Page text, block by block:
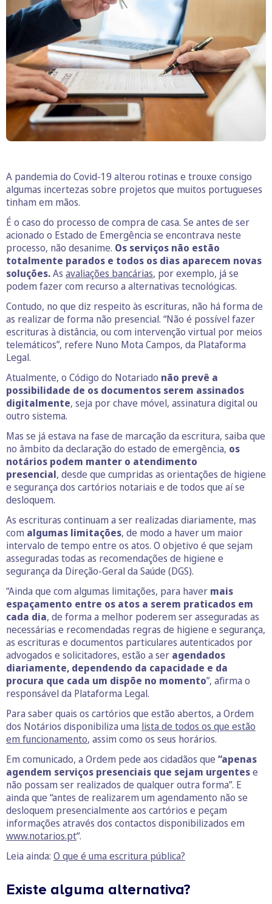
A pandemia do Covid-19 alterou rotinas e trouxe consigo
algumas incertezas sobre projetos que muitos portugueses
tinham em mãos.
É o caso do processo de compra de casa. Se antes de ser
acionado o Estado de Emergência se encontrava neste
processo, não desanime. Os serviços não estão
totalmente parados e todos os dias aparecem novas
soluções.As avaliações bancárias, por exemplo, já se
podem fazer com recurso a alternativas tecnológicas.
Contudo, no que diz respeito às escrituras, não há forma de
as realizar de forma não presencial. “Não é possível fazer
escrituras à distância, ou com intervenção virtual por meios
telemáticos”, refere Nuno Mota Campos, da Plataforma
Legal.
Atualmente, o Código do Notariado não prevê a
possibilidade de os documentos serem assinados
digitalmente, seja por chave móvel, assinatura digital ou
outro sistema.
Mas se já estava na fase de marcação da escritura, saiba que
no âmbito da declaração do estado de emergência, os
notários podem manter o atendimento
presencial, desde que cumpridas as orientações de higiene
e segurança dos cartórios notariais e de todos que aí se
desloquem.
As escrituras continuam a ser realizadas diariamente, mas
com algumas limitações, de modo a haver um maior
intervalo de tempo entre os atos. O objetivo é que sejam
asseguradas todas as recomendações de higiene e
segurança da Direção-Geral da Saúde (DGS).
“Ainda que com algumas limitações, para haver mais
espaçamento entre os atos a serem praticados em
cada dia, de forma a melhor poderem ser asseguradas as
necessárias e recomendadas regras de higiene e segurança,
as escrituras e documentos particulares autenticados por
advogados e solicitadores, estão a ser agendados
diariamente, dependendo da capacidade e da
procura que cada um dispõe no momento”, afirma o
responsável da Plataforma Legal.
Para saber quais os cartórios que estão abertos, a Ordem
dos Notários disponibiliza uma lista de todos os que estão
em funcionamento, assim como os seus horários.
Em comunicado, a Ordem pede aos cidadãos que “apenas
agendem serviços presenciais que sejam urgentese
não possam ser realizados de qualquer outra forma”. E
ainda que “antes de realizarem um agendamento não se
desloquem presencialmente aos cartórios e peçam
informações através dos contactos disponibilizados em
www.notarios.pt“.
Leia ainda: O que é uma escritura pública?
Existe alguma alternativa?